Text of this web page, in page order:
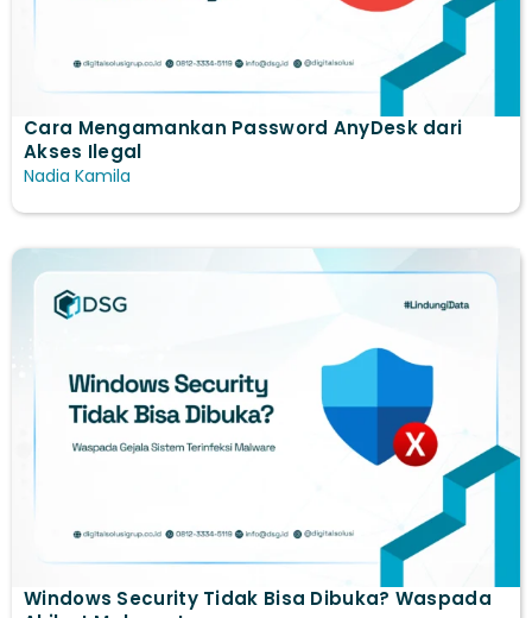
Cara Mengamankan Password AnyDesk dari
Akses Ilegal
Nadia Kamila
Windows Security Tidak Bisa Dibuka? Waspada